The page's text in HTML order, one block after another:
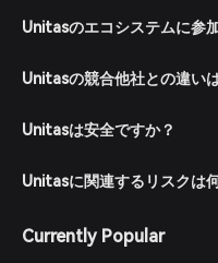
方法で法定通貨から暗号通
でUnitasを検索し、取引可
購入希望数量を入力して注
Unitasのエコシステムに参
Unitasの競合他社との違い
Unitasは安全ですか？
Unitasに関連するリスクは
Currently Popular